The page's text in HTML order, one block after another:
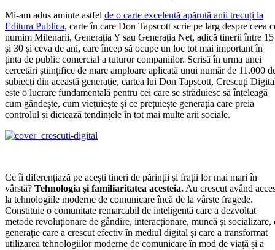
Mi-am adus aminte astfel de o carte excelentă apărută anii trecuți la
Editura Publica, carte în care Don Tapscott scrie pe larg despre ceea
numim Milenarii, Generația Y sau Generația Net, adică tinerii între 15
și 30 și ceva de ani, care încep să ocupe un loc tot mai important în
ținta de public comercial a tuturor companiilor. Scrisă în urma unei
cercetări științifice de mare amploare aplicată unui număr de 11.000
subiecți din această generație, cartea lui Don Tapscott, Crescuți
este o lucrare fundamentală pentru cei care se străduiesc să înțeleagă
cum gândește, cum viețuiește și ce prețuiește generația care preia
controlul și dictează tendințele în tot mai multe arii sociale.
Ce îi diferențiază pe acești tineri de părinții și frații lor mai mari în
vârstă? Tehnologia și familiaritatea acesteia. Au crescut având
la tehnologiile moderne de comunicare încă de la vârste fragede.
Constituie o comunitate remarcabil de inteligentă care a dezvoltat
metode revoluționare de gândire, interacționare, muncă și socializare,
generație care a crescut efectiv în mediul digital și care a transformat
utilizarea tehnologiilor moderne de comunicare în mod de viață și a